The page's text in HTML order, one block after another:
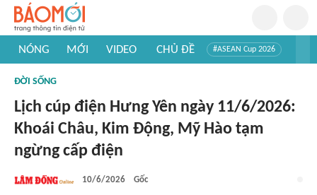
NÓNG MỚI VIDEO CHỦ ĐỀ #ASEAN Cup 2026
#Khám phá thế giới
ĐỜI SỐNG
Lịch cúp điện Hưng Yên ngày 11/6/2026:
Khoái Châu, Kim Động, Mỹ Hào tạm
ngừng cấp điện
10/6/2026 Gốc